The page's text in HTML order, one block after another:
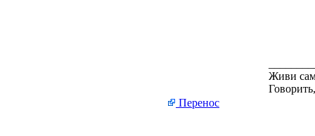
Живи
Перенос